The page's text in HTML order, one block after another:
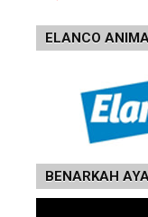
ELANCO
BENARKAH